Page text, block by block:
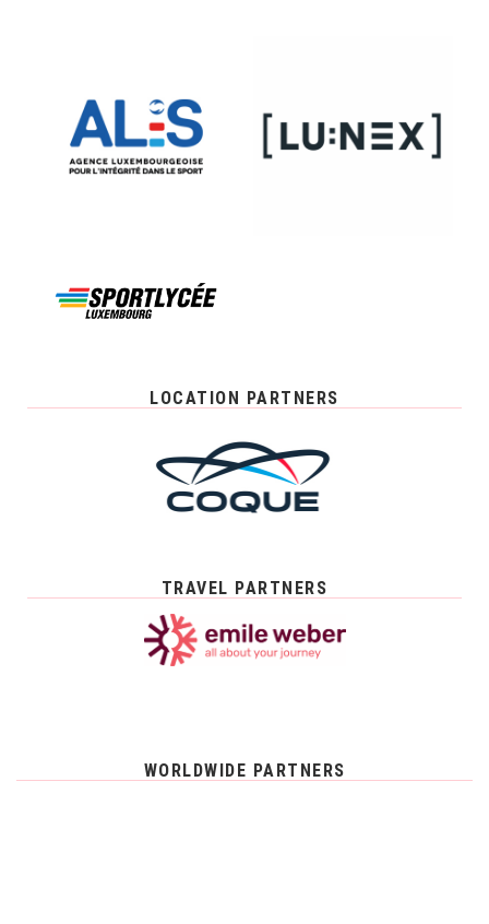
LOCATION PARTNERS
TRAVEL PARTNERS
WORLDWIDE PARTNERS